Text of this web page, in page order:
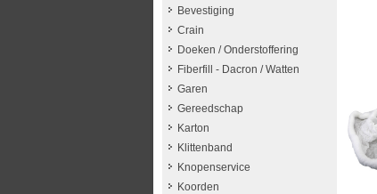
Bevestiging
Crain
Doeken / Onderstoffering
Fiberfill - Dacron / Watten
Garen
Gereedschap
Karton
Klittenband
Knopenservice
Koorden